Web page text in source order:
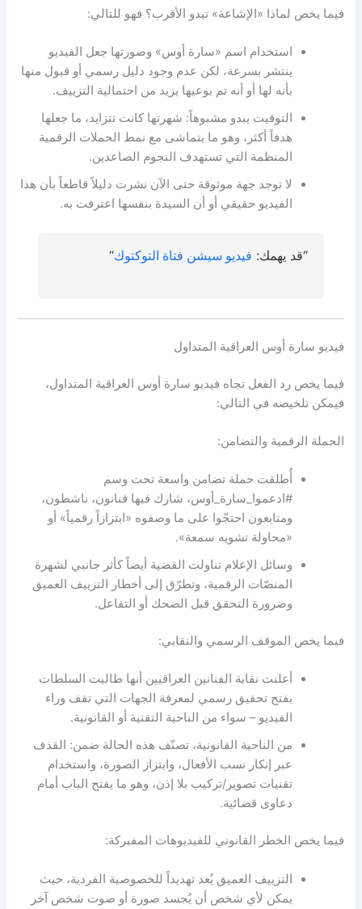
فيما يخص لماذا «الإشاعة» تبدو الأقرب؟ فهو للتالي:
استخدام اسم «سارة أوس» وصورتها جعل الفيديو
ينتشر بسرعة، لكن عدم وجود دليل رسمي أو قبول منها
بأنه لها أو أنه تم بوعيها يزيد من احتمالية التزييف.
التوقيت يبدو مشبوهاً: شهرتها كانت تتزايد، ما جعلها
هدفاً أكثر، وهو ما يتماشى مع نمط الحملات الرقمية
المنظمة التي تستهدف النجوم الصاعدين.
لا توجد جهة موثوقة حتى الآن نشرت دليلاً قاطعاً بأن هذا
الفيديو حقيقي أو أن السيدة بنفسها اعترفت به.
“قد يهمك: فيديو سيشن فتاة التوكتوك“
فيديو سارة أوس العراقية المتداول
فيما يخص رد الفعل تجاه فيديو سارة أوس العراقية المتداول،
فيمكن تلخيصه في التالي:
الحملة الرقمية والتضامن:
أُطلقت حملة تضامن واسعة تحت وسم
#ادعموا_سارة_أوس، شارك فيها فنانون، ناشطون،
ومتابعون احتجّوا على ما وصفوه «ابتزازاً رقمياً» أو
«محاولة تشويه سمعة».
وسائل الإعلام تناولت القضية أيضاً كأثر جانبي لشهرة
المنصّات الرقمية، وتطرّق إلى أخطار التزييف العميق
وضرورة التحقق قبل الضحك أو التفاعل.
فيما يخص الموقف الرسمي والنقابي:
أعلنت نقابة الفنانين العراقيين أنها طالبت السلطات
بفتح تحقيق رسمي لمعرفة الجهات التي تقف وراء
الفيديو – سواء من الناحية التقنية أو القانونية.
من الناحية القانونية، تصنّف هذه الحالة ضمن: القذف
عبر إنكار نسب الأفعال، وابتزاز الصورة، واستخدام
تقنيات تصوير/تركيب بلا إذن، وهو ما يفتح الباب أمام
دعاوى قضائية.
فيما يخص الخطر القانوني للفيديوهات المفبركة:
التزييف العميق يُعد تهديداً للخصوصية الفردية، حيث
يمكن لأي شخص أن يُجسد صورة أو صوت شخص آخر